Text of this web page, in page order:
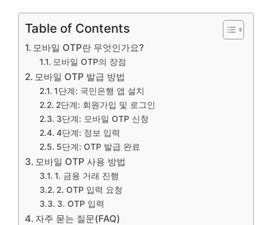
Table of Contents
모바일 OTP란 무엇인가요?
모바일 OTP의 장점
모바일 OTP 발급 방법
1단계: 국민은행 앱 설치
2단계: 회원가입 및 로그인
3단계: 모바일 OTP 신청
4단계: 정보 입력
5단계: OTP 발급 완료
모바일 OTP 사용 방법
1. 금융 거래 진행
2. OTP 입력 요청
3. OTP 입력
자주 묻는 질문(FAQ)